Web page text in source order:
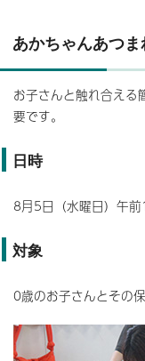
あかちゃんあつま
お子さんと触れ合える
要です。
日時
8月5日（水曜日）午
対象
0歳のお子さんとその